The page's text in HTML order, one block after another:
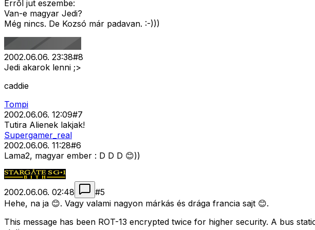
Errõl jut eszembe:
Van-e magyar Jedi?
Még nincs. De Kozsó már padavan. :-)))
2002.06.06. 23:38#8
Jedi akarok lenni ;>
caddie
Tompi
2002.06.06. 12:09#7
Tutira Alienek lakjak!
Supergamer_real
2002.06.06. 11:28#6
Lama2, magyar ember : D D D 😊))
2002.06.06. 02:48 #5
Hehe, na ja 😊. Vagy valami nagyon márkás és drága francia sajt 😊.
This message has been ROT-13 encrypted twice for higher security. A bus